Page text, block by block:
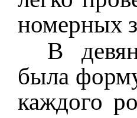
номерных
В
была
каждого